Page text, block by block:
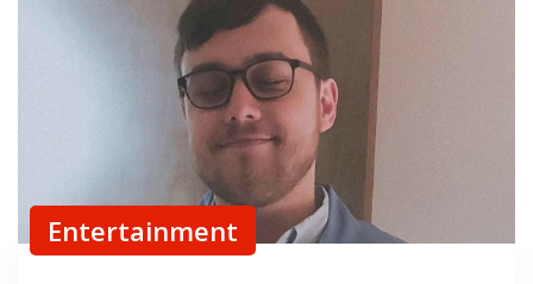
Entertainment